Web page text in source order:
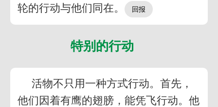
轮的行动与他们同在。
特别的行动
活物不只用一种方式行动。首先，
他们因着有鹰的翅膀，能凭飞行动。他